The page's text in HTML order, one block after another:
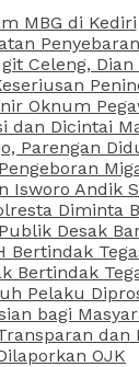
MBG di Kediri
Celeng,
Oknum
dan Dicintai
Parengan
Isworo Andik
Diminta
Desak
Bertindak
Bertindak
Pelaku
bagi
dan
OJK